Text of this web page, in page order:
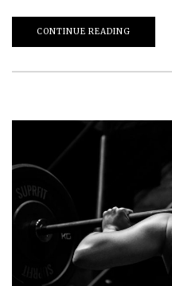
CONTINUE READING